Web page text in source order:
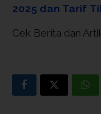
2025 dan Tarif
Cek Berita dan